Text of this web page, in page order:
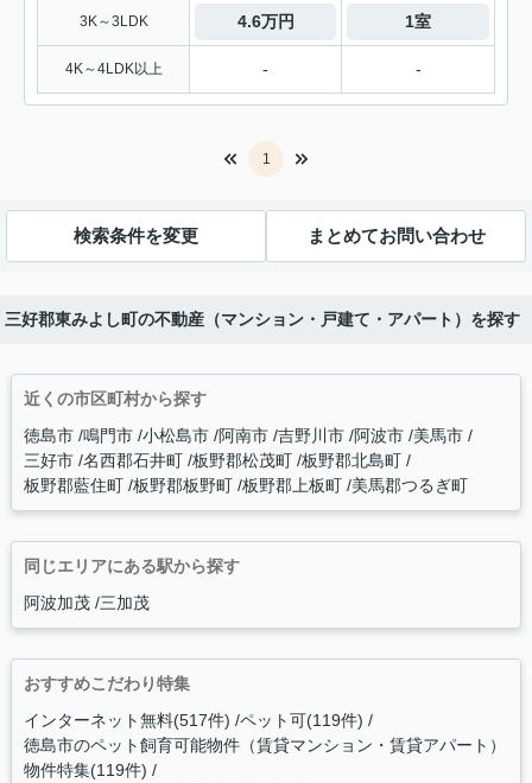
3K～3LDK 4.6万円 1室
4K～4LDK以上 - -
1
検索条件を変更 まとめてお問い合わせ
好郡東みよし町の不動産（マンション・戸建て・アパート）を探す
近くの市区町村から探す
徳島市 鳴門市 小松島市 阿南市 吉野川市 阿波市 美馬市
三好市 名西郡石井町 板野郡松茂町 板野郡北島町
板野郡藍住町 板野郡板野町 板野郡上板町 美馬郡つるぎ町
同じエリアにある駅から探す
阿波加茂 三加茂
おすすめこだわり特集
インターネット無料(517件) ペット可(119件)
徳島市のペット飼育可能物件（賃貸マンション・賃貸アパート）
物件特集(119件)